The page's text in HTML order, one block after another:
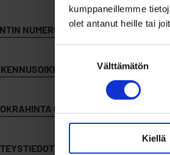
kumppaneillemme
olet antanut heille tai
valinta
Välttämätön
Kiellä
NUMERO
(V)